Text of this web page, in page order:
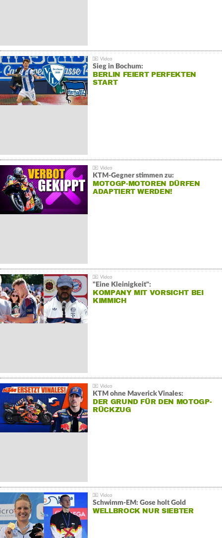
Sieg in Bochum:
BERLIN FEIERT PERFEKTEN
START
KTM-Gegner stimmen zu:
MOTOGP-MOTOREN DÜRFEN
ADAPTIERT WERDEN!
"Eine Kleinigkeit":
KOMPANY MIT VORSICHT BEI
KIMMICH
KTM ohne Maverick Vinales:
DER GRUND FÜR DEN MOTOGP-
RÜCKZUG
Schwimm-EM: Gose holt Gold
WELLBROCK NUR SIEBTER